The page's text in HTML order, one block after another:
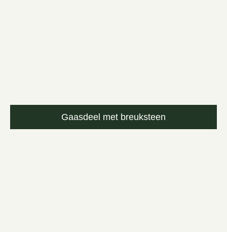
Gaasdeel met breuksteen